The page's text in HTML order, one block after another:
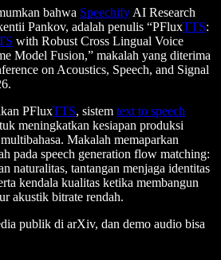
bahwa Speechify AI Research
Pankov, adalah penulis “PFluxTTS:
with Robust Cross Lingual Voice
Model Fusion,” makalah yang diterima
on Acoustics, Speech, and Signal
PFluxTTS, sistem text to speech
meningkatkan kesiapan produksi
Makalah memaparkan
pada speech generation flow matching:
naturalitas, tantangan menjaga identitas
kendala kualitas ketika membangun
akustik bitrate rendah.
publik di arXiv, dan demo audio bisa